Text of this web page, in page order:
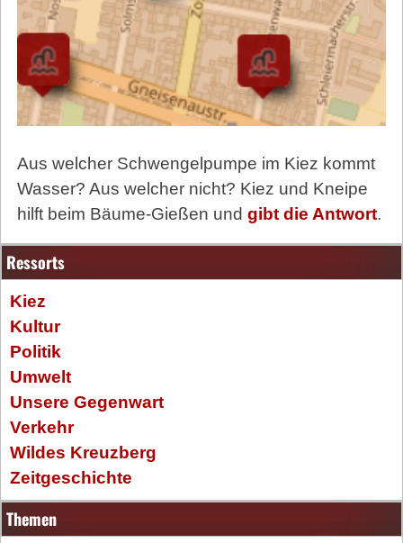
Aus welcher Schwengelpumpe im Kiez kommt
Wasser? Aus welcher nicht? Kiez und Kneipe
hilft beim Bäume-Gießen und gibt die Antwort.
Ressorts
Kiez
Kultur
Politik
Umwelt
Unsere Gegenwart
Verkehr
Wildes Kreuzberg
Zeitgeschichte
Themen